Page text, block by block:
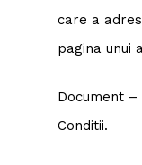
care a
pagina unui
Document
Conditii.